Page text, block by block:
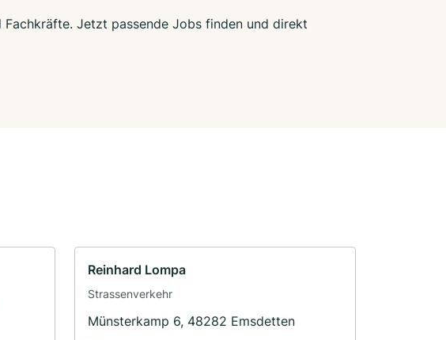
Fachkräfte. Jetzt passende Jobs finden und direkt
Reinhard Lompa
Strassenverkehr
Münsterkamp 6, 48282 Emsdetten